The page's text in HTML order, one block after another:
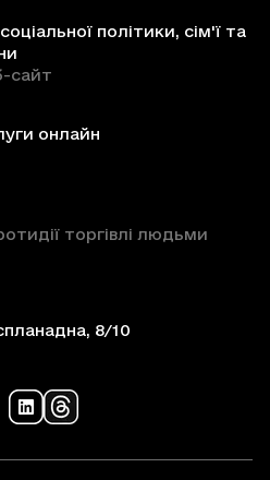
політики, сім'ї та
сайт
онлайн
торгівлі людьми
8/10